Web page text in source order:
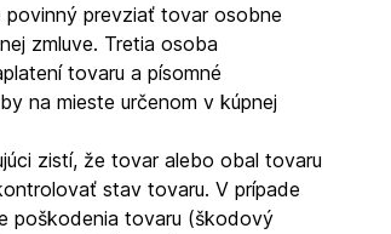
povinný prevziať tovar osobne
zmluve. Tretia osoba
tovaru a písomné
na mieste určenom v kúpnej
zistí, že tovar alebo obal tovaru
stav tovaru. V prípade
poškodenia tovaru (škodový